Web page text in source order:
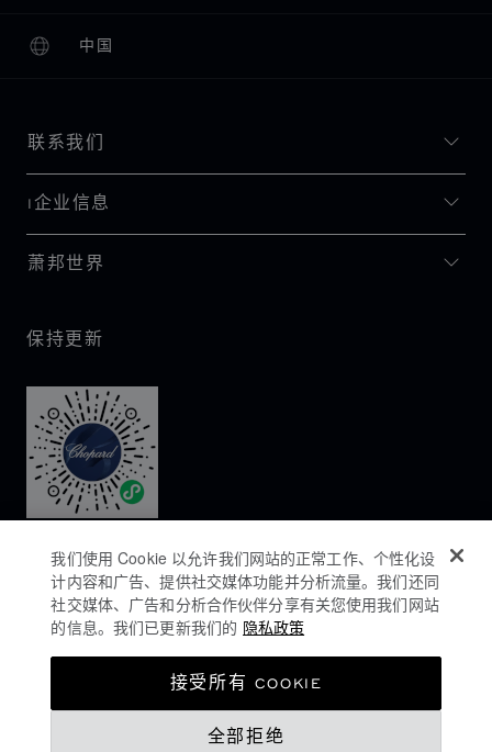
中国
本地化（更改国家/地区）
更改国家/地区
联系我们
I企业信息
萧邦世界
保持更新
COOKIES政策
我们使用 Cookie 以允许我们网站的正常工作、个性化设
计内容和广告、提供社交媒体功能并分析流量。我们还同
社交媒体、广告和分析合作伙伴分享有关您使用我们网站
的信息。我们已更新我们的 隐私政策
全部拒绝
接受所有 COOKIE